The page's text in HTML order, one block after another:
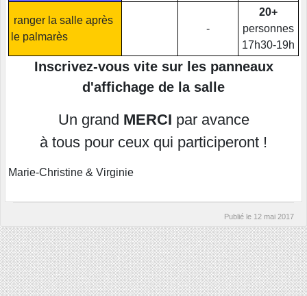
ranger la salle après
le palmarès
-
20+
personnes
17h30-19h
Inscrivez-vous vite sur les panneaux
d'affichage de la salle
Un grand MERCI par avance
à tous pour ceux qui participeront !
Marie-Christine & Virginie
Publié le 12 mai 2017